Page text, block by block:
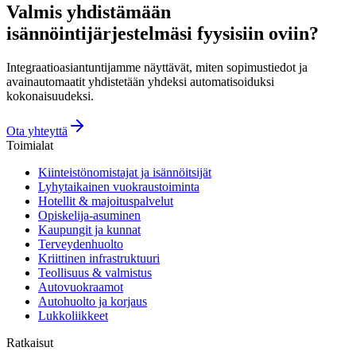
Valmis yhdistämään
isännöintijärjestelmäsi fyysisiin oviin?
Integraatioasiantuntijamme näyttävät, miten sopimustiedot ja
avainautomaatit yhdistetään yhdeksi automatisoiduksi
kokonaisuudeksi.
Ota yhteyttä
Toimialat
Kiinteistönomistajat ja isännöitsijät
Lyhytaikainen vuokraustoiminta
Hotellit & majoituspalvelut
Opiskelija-asuminen
Kaupungit ja kunnat
Terveydenhuolto
Kriittinen infrastruktuuri
Teollisuus & valmistus
Autovuokraamot
Autohuolto ja korjaus
Lukkoliikkeet
Ratkaisut